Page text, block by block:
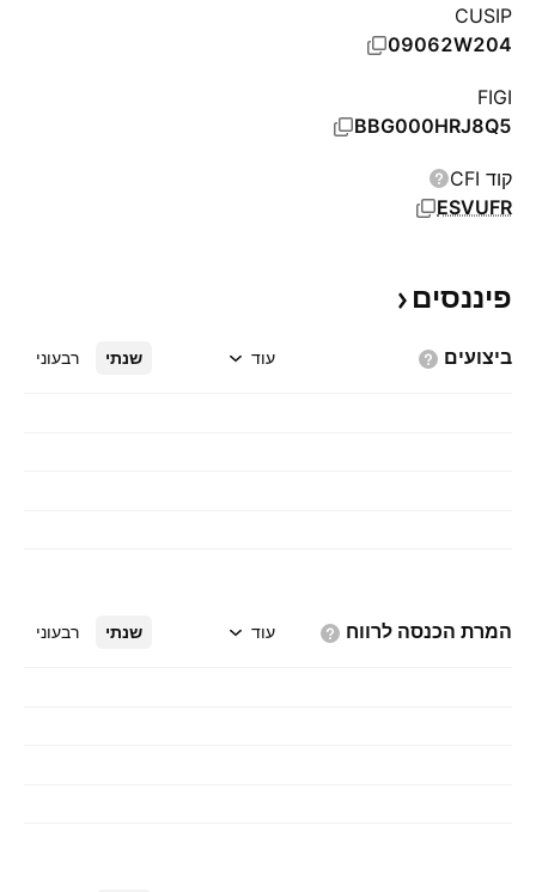
CUSIP
09062W204
FIGI
BBG000HRJ8Q5
קוד CFI
ESVUFR
פיננסים
ביצועים שנתי רבעוני עוד
המרת הכנסה לרווח שנתי רבעוני עוד